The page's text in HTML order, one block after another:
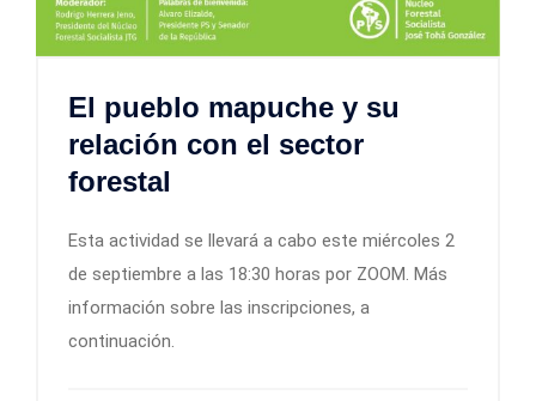
El pueblo mapuche y su
relación con el sector
forestal
Esta actividad se llevará a cabo este miércoles 2
de septiembre a las 18:30 horas por ZOOM. Más
información sobre las inscripciones, a
continuación.